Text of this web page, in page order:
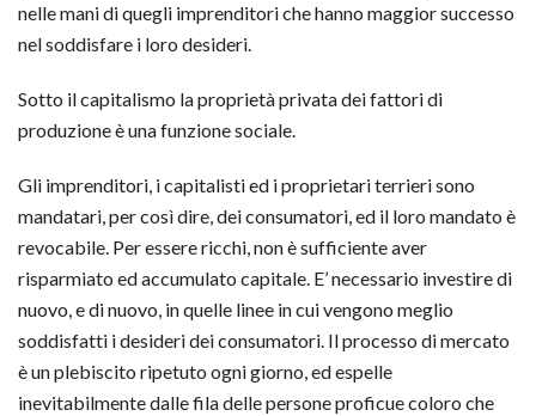
nelle mani di quegli imprenditori che hanno maggior successo
nel soddisfare i loro desideri.
Sotto il capitalismo la proprietà privata dei fattori di
produzione è una funzione sociale.
Gli imprenditori, i capitalisti ed i proprietari terrieri sono
mandatari, per così dire, dei consumatori, ed il loro mandato è
revocabile. Per essere ricchi, non è sufficiente aver
risparmiato ed accumulato capitale. E’ necessario investire di
nuovo, e di nuovo, in quelle linee in cui vengono meglio
soddisfatti i desideri dei consumatori. Il processo di mercato
è un plebiscito ripetuto ogni giorno, ed espelle
inevitabilmente dalle fila delle persone proficue coloro che